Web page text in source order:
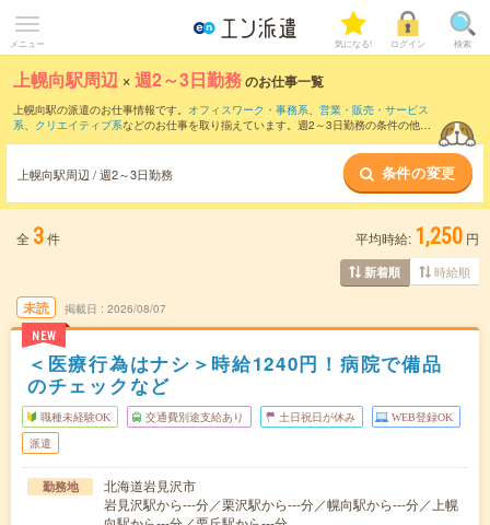
メニュー 気になる! ログイン 検索
上幌向駅周辺 ×週2～3日勤務のお仕事一覧
上幌向駅の派遣のお仕事情報です。 オフィスワーク・事務系、 営業・販売・サービス
系、 クリエイティブ系などのお仕事を取り揃えています。週2～3日勤務の条件の他
上幌向駅周辺 / 週2～3日勤務 条件の変更
全 3件 平均時給: 1,250 円
新着順 時給順
未読
NEW
掲載日 2026/08/07
＜医療行為はナシ＞時給1240円！病院で備品
のチェックなど
職種未経験OK 交通費別途支給あり 土日祝日が休み WEB登録OK
派遣
勤務地
北海道岩見沢市
岩見沢駅から---分／栗沢駅から---分／幌向駅から---分／上幌